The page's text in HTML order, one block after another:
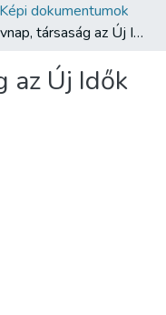
Képi dokumentumok
[Könyvnap, társaság az Új Idők sátránál]
az Új Idők